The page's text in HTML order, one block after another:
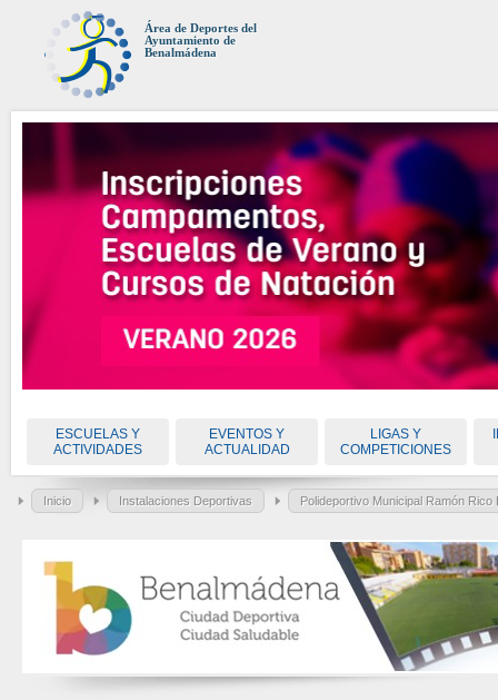
Área de Deportes del
Ayuntamiento de
Benalmádena
ESCUELAS Y
ACTIVIDADES
EVENTOS Y
ACTUALIDAD
LIGAS Y
COMPETICIONES
Inicio Instalaciones Deportivas Polideportivo Municipal Ramón Rico